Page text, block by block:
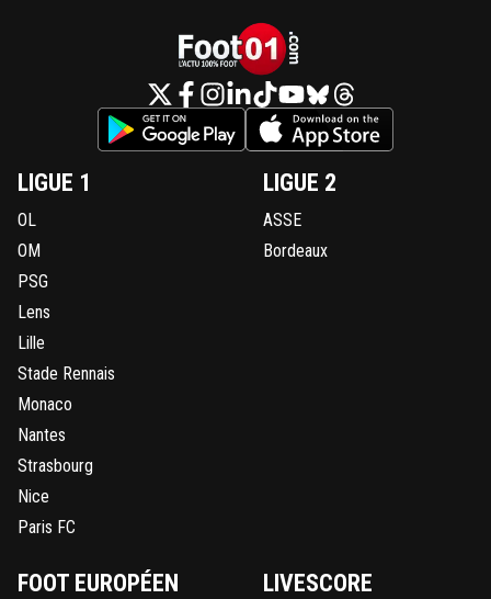
LIGUE 1
OL
OM
PSG
Lens
Lille
Stade Rennais
Monaco
Nantes
Strasbourg
Nice
Paris FC
LIGUE 2
ASSE
Bordeaux
FOOT EUROPÉEN LIVESCORE